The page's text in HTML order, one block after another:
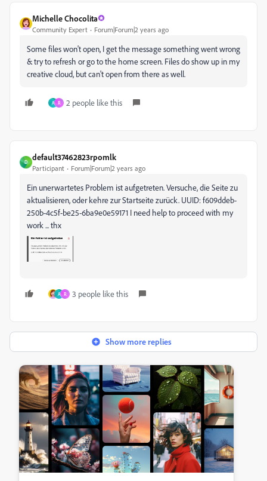
Michelle Chocolita
Community Expert Forum|Forum|2 years ago
Some files won't open, I get the message something went wrong
& try to refresh or go to the home screen. Files do show up in my
creative cloud, but can't open from there as well.
A R 2 people like this
D
default37462823rpomlk
Participant Forum|Forum|2 years ago
Ein unerwartetes Problem ist aufgetreten. Versuche, die Seite zu
aktualisieren, oder kehre zur Startseite zurück. UUID: f609ddeb-
250b-4c5f-be25-6ba9e0e59171 I need help to proceed with my
work ... thx
A R 3 people like this
Show more replies